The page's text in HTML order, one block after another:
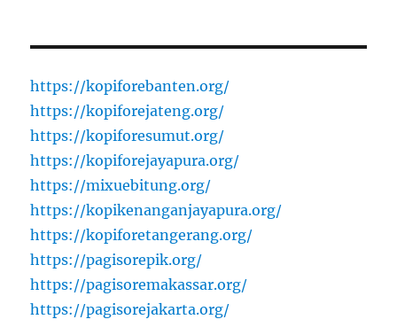
https://kopiforebanten.org/
https://kopiforejateng.org/
https://kopiforesumut.org/
https://kopiforejayapura.org/
https://mixuebitung.org/
https://kopikenanganjayapura.org/
https://kopiforetangerang.org/
https://pagisorepik.org/
https://pagisoremakassar.org/
https://pagisorejakarta.org/